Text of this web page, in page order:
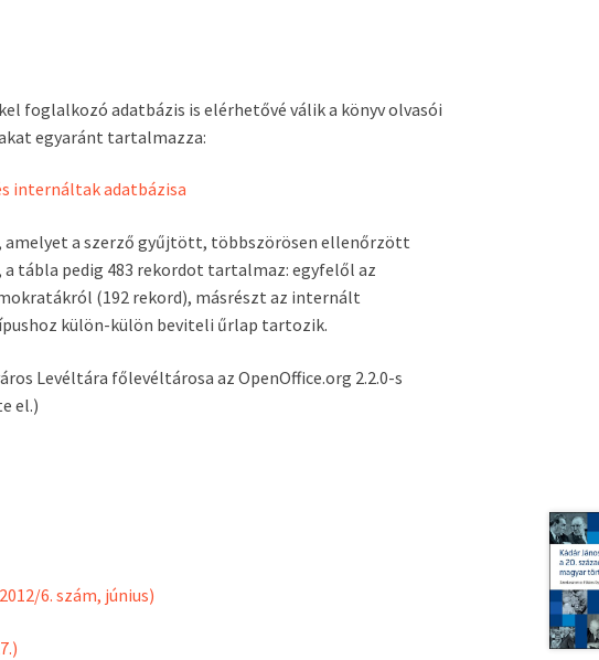
foglalkozó adatbázis is elérhetővé válik a könyv olvasói
egyaránt tartalmazza:
internáltak adatbázisa
amelyet a szerző gyűjtött, többszörösen ellenőrzött
tábla pedig 483 rekordot tartalmaz: egyfelől az
(192 rekord), másrészt az internált
külön-külön beviteli űrlap tartozik.
Levéltára főlevéltárosa az OpenOffice.org 2.2.0-s
el.)
6. szám, június)